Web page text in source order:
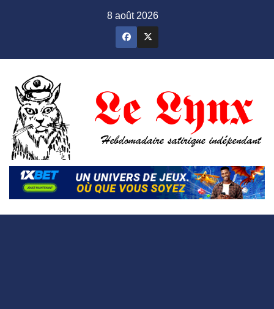
8 août 2026